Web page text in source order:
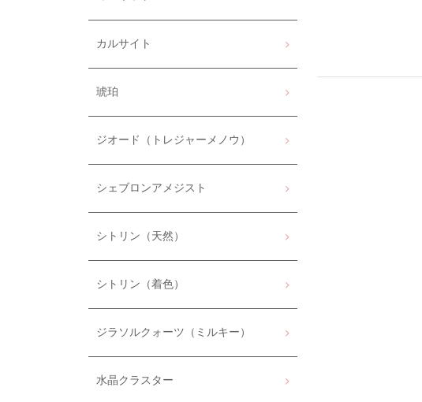
カルサイト
琥珀
ジオード（トレジャーメノウ）
シェブロンアメジスト
シトリン（天然）
シトリン（着色）
ジラソルクォーツ（ミルキー）
水晶クラスター